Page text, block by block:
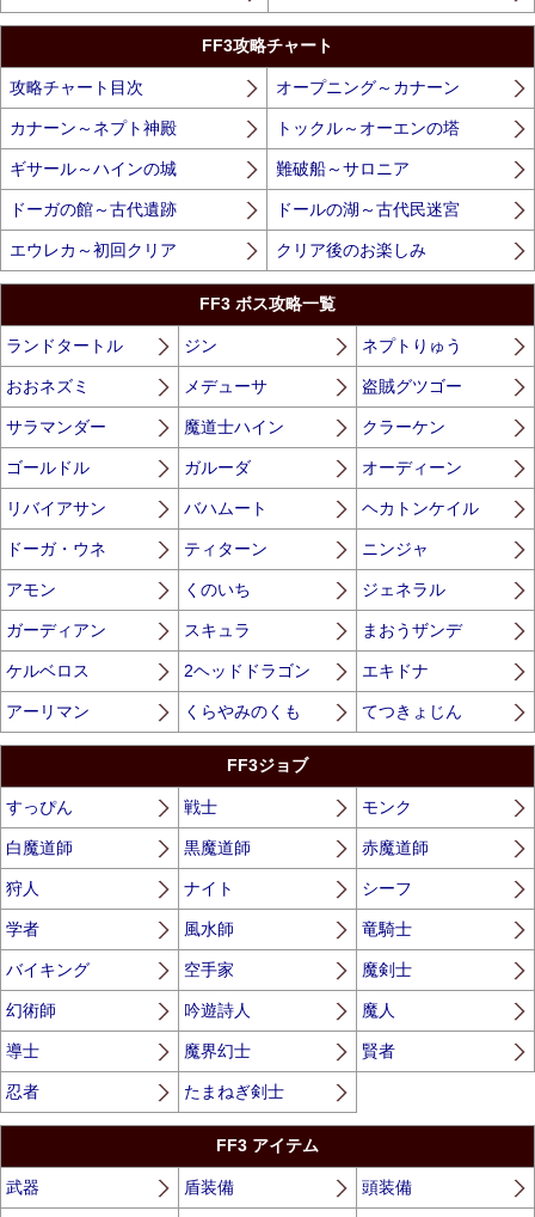
FF3攻略チャート
攻略チャート目次 オープニング～カナーン
カナーン～ネプト神殿 トックル～オーエンの塔
ギサール～ハインの城 難破船～サロニア
ドーガの館～古代遺跡 ドールの湖～古代民迷宮
エウレカ～初回クリア クリア後のお楽しみ
FF3 ボス攻略一覧
ランドタートル ジン ネプトりゅう
おおネズミ メデューサ 盗賊グツゴー
サラマンダー 魔道士ハイン クラーケン
ゴールドル ガルーダ オーディーン
リバイアサン バハムート ヘカトンケイル
ドーガ・ウネ ティターン ニンジャ
アモン くのいち ジェネラル
ガーディアン スキュラ まおうザンデ
ケルベロス 2ヘッドドラゴン エキドナ
アーリマン くらやみのくも てつきょじん
FF3ジョブ
すっぴん 戦士 モンク
白魔道師 黒魔道師 赤魔道師
狩人 ナイト シーフ
学者 風水師 竜騎士
バイキング 空手家 魔剣士
幻術師 吟遊詩人 魔人
導士 魔界幻士 賢者
忍者 たまねぎ剣士
FF3 アイテム
武器 盾装備 頭装備